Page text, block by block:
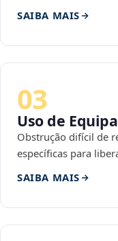
SAIBA MAIS
03
Uso de
Obstrução difícil de
específicas para
SAIBA MAIS